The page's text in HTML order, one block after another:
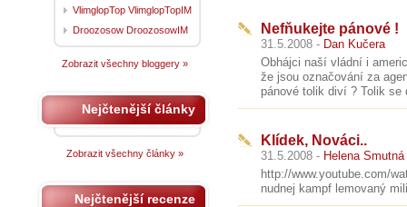
Nefňukejte pánové !
31.5.2008 - Dan Kučera
Obhájci naší vládní i
že jsou označování za
pánové tolik diví ? Tolik
Klídek, Nováci..
31.5.2008 - Helena Smutná
http://www.youtube.com/
nudnej kampf lemovaný
VlimglopTop VlimglopTopIM
Droozosow DroozosowIM
Zobrazit všechny bloggery »
Nejčtenější články
Zobrazit všechny články »
Nejčtenější recenze